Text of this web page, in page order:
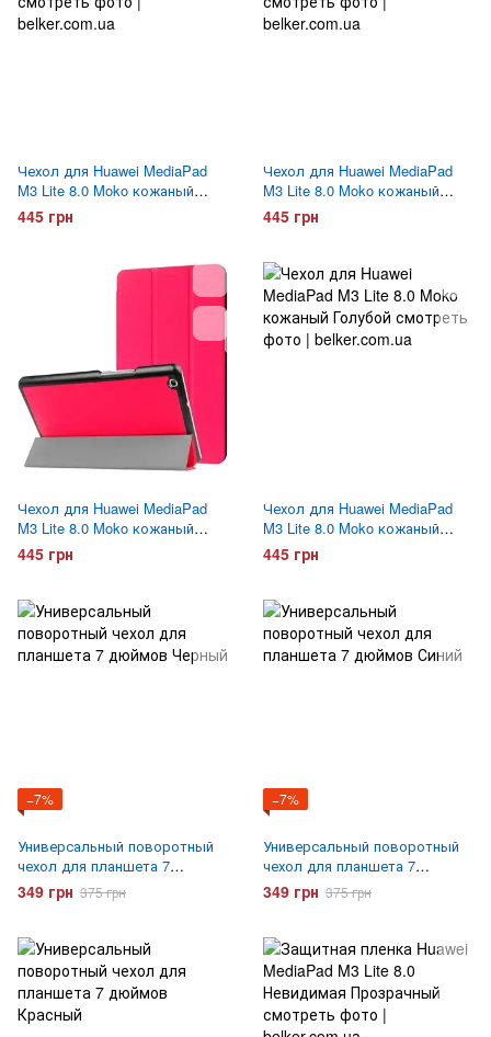
Чехол для Huawei MediaPad
M3 Lite 8.0 Moko кожаный
Фиолетовый
445 грн
Чехол для Huawei MediaPad
M3 Lite 8.0 Moko кожаный
Розовое золото
445 грн
Чехол для Huawei MediaPad
M3 Lite 8.0 Moko кожаный
Малиновый
445 грн
Чехол для Huawei MediaPad
M3 Lite 8.0 Moko кожаный
Голубой
445 грн
−7%
Универсальный поворотный
чехол для планшета 7
дюймов Черный
349 грн 375 грн
−7%
Универсальный поворотный
чехол для планшета 7
дюймов Синий
349 грн 375 грн